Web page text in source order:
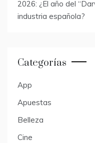
2026: ¿El año del
industria española?
Categorías
App
Apuestas
Belleza
Cine